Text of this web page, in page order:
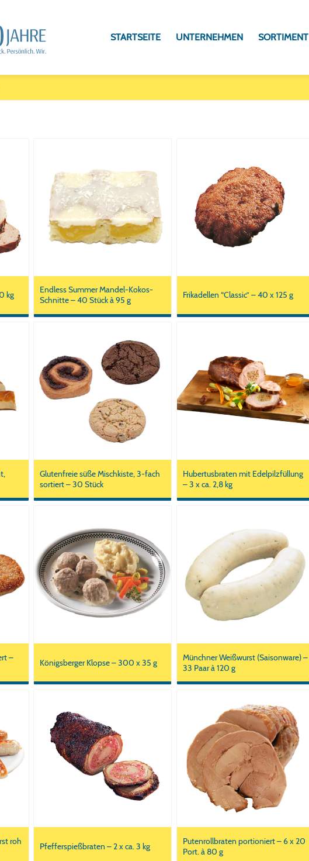
STARTSEITE UNTERNEHMEN SORTIMENT
kg
Endless Summer Mandel-Kokos-
Schnitte – 40 Stück à 95 g
Frikadellen “Classic” – 40 x 125 g
Glutenfreie süße Mischkiste, 3-fach
sortiert – 30 Stück
Hubertusbraten mit Edelpilzfüllung
– 3 x ca. 2,8 kg
–
Königsberger Klopse – 300 x 35 g
Münchner Weißwurst (Saisonware) –
33 Paar à 120 g
roh
Pfefferspießbraten – 2 x ca. 3 kg
Putenrollbraten portioniert – 6 x 20
Port. à 80 g